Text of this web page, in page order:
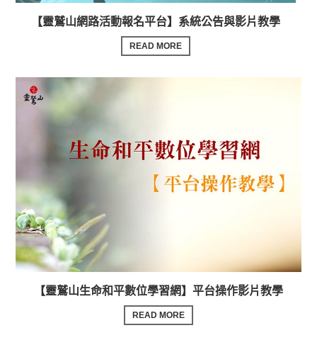
【靈鷲山網路活動報名平台】系統公告與影片教學
READ MORE
【靈鷲山生命和平數位學習網】平台操作影片教學
READ MORE